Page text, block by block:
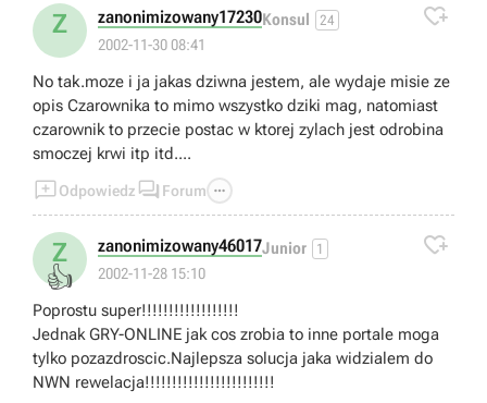
Z zanonimizowany17230Konsul 24
2002-11-30 08:41

No tak.moze i ja jakas dziwna jestem, ale wydaje misie ze
opis Czarownika to mimo wszystko dziki mag, natomiast
czarownik to przecie postac w ktorej zylach jest odrobina
smoczej krwi itp itd....
Odpowiedz  Forum 
Z
👍
zanonimizowany46017Junior 1
2002-11-28 15:10

Poprostu super!!!!!!!!!!!!!!!!!!
Jednak GRY-ONLINE jak cos zrobia to inne portale moga
tylko pozazdroscic.Najlepsza solucja jaka widzialem do
NWN rewelacja!!!!!!!!!!!!!!!!!!!!!!!!